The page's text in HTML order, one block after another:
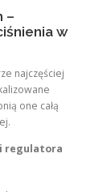
–
w
najczęściej
one całą
regulatora